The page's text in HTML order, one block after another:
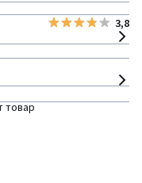
3,8
товар